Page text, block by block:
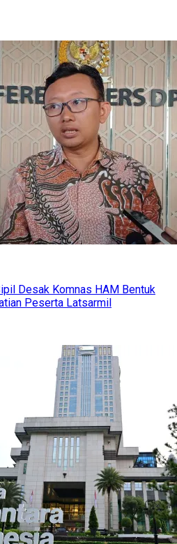
Desak Komnas HAM Bentuk
Peserta Latsarmil